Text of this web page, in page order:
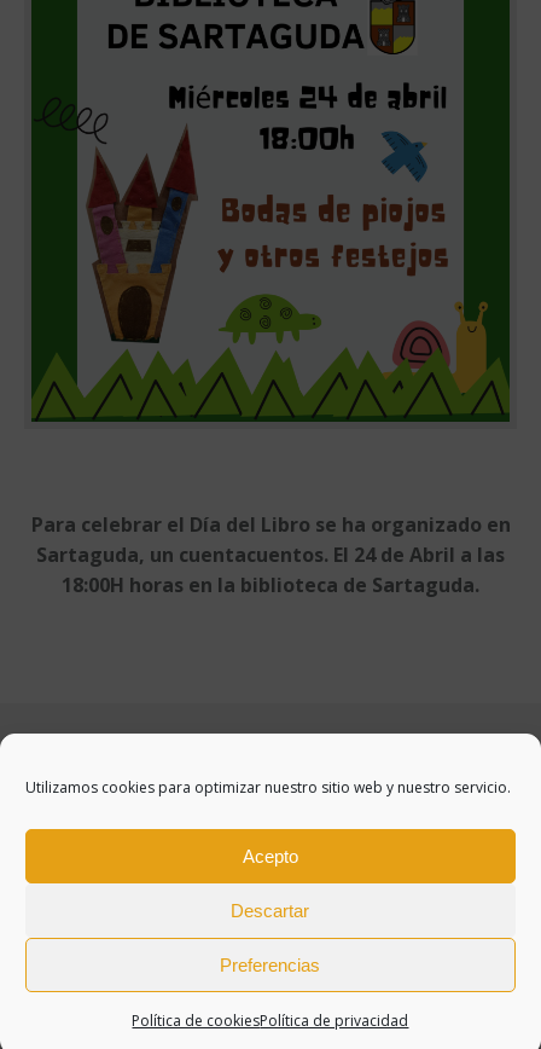
Utilizamos cookies para optimizar nuestro sitio web y nuestro servicio.
Acepto
Descartar
Preferencias
Política de cookiesPolítica de privacidad
Para celebrar el Día del Libro se ha organizado en
Sartaguda, un cuentacuentos. El 24 de Abril a las
18:00H horas en la biblioteca de Sartaguda.
Aviso legal/Política de cookies/Política de privacidad